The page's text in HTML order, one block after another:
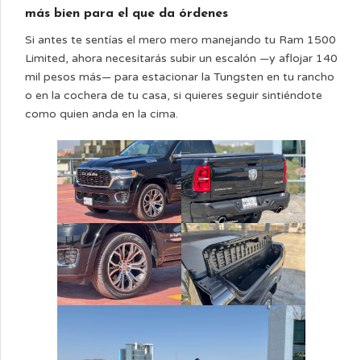
más bien para el que da órdenes
Si antes te sentías el mero mero manejando tu Ram 1500
Limited, ahora necesitarás subir un escalón —y aflojar 140
mil pesos más— para estacionar la Tungsten en tu rancho
o en la cochera de tu casa, si quieres seguir sintiéndote
como quien anda en la cima.